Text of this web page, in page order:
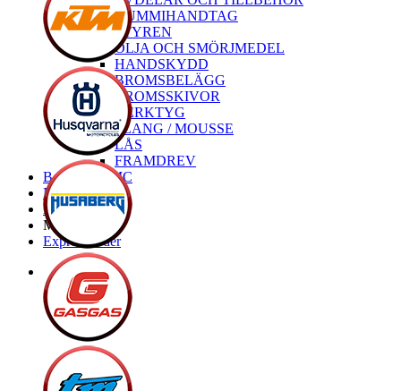
GUMMIHANDTAG
STYREN
OLJA OCH SMÖRJMEDEL
HANDSKYDD
BROMSBELÄGG
BROMSSKIVOR
VERKTYG
SLANG / MOUSSE
LÅS
FRAMDREV
Begagnade MC
Nya MC
Brands
My Bike
Express order